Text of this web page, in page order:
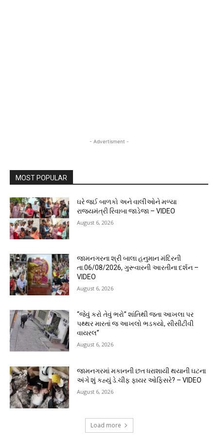
- Advertisment -
MOST POPULAR
ઘરે જઈ બાળકો અને વાલીઓને મળ્યા
રાજ્યમંત્રી રિવાબા જાડેજા – VIDEO
August 6, 2026
જામનગરના શ્રી બાલા હનુમાન મંદિરની
તા.06/08/2026, ગુરૂવારની આરતીના દર્શન –
VIDEO
August 6, 2026
“જેવું કરો તેવું ભરો” શાંતિથી જતા આખલા પર
પથ્થર મારતાં જ આખલો ભડક્યો, સીસીટીવી
વાયરલ”
August 6, 2026
જામનગરમાં મકાનની છત ધરાશાયી થયાની ઘટના
અંગે શું કહ્યું ડે.ચીફ ફાયર ઓફિસરે? – VIDEO
August 6, 2026
Load more